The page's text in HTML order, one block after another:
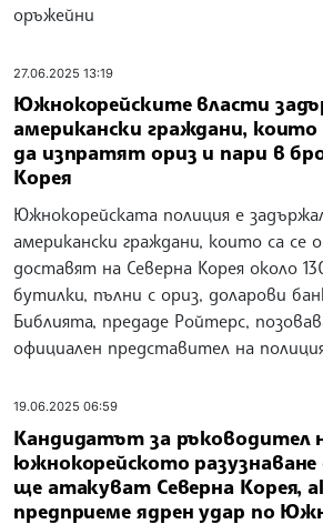
оръжейни
27.06.2025 13:19
Южнокорейските власти
американски граждани, които
да изпратят ориз и пари в
Корея
Южнокорейската полиция е
американски граждани, които са се
доставят на Северна Корея около
бутилки, пълни с ориз, доларови
Библията, предаде Ройтерс,
официален представител на
19.06.2025 06:59
Кандидатът за ръководител
южнокорейското
ще атакуват Северна Корея,
предприеме ядрен удар по